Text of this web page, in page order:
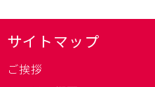
サイトマップ
ご挨拶